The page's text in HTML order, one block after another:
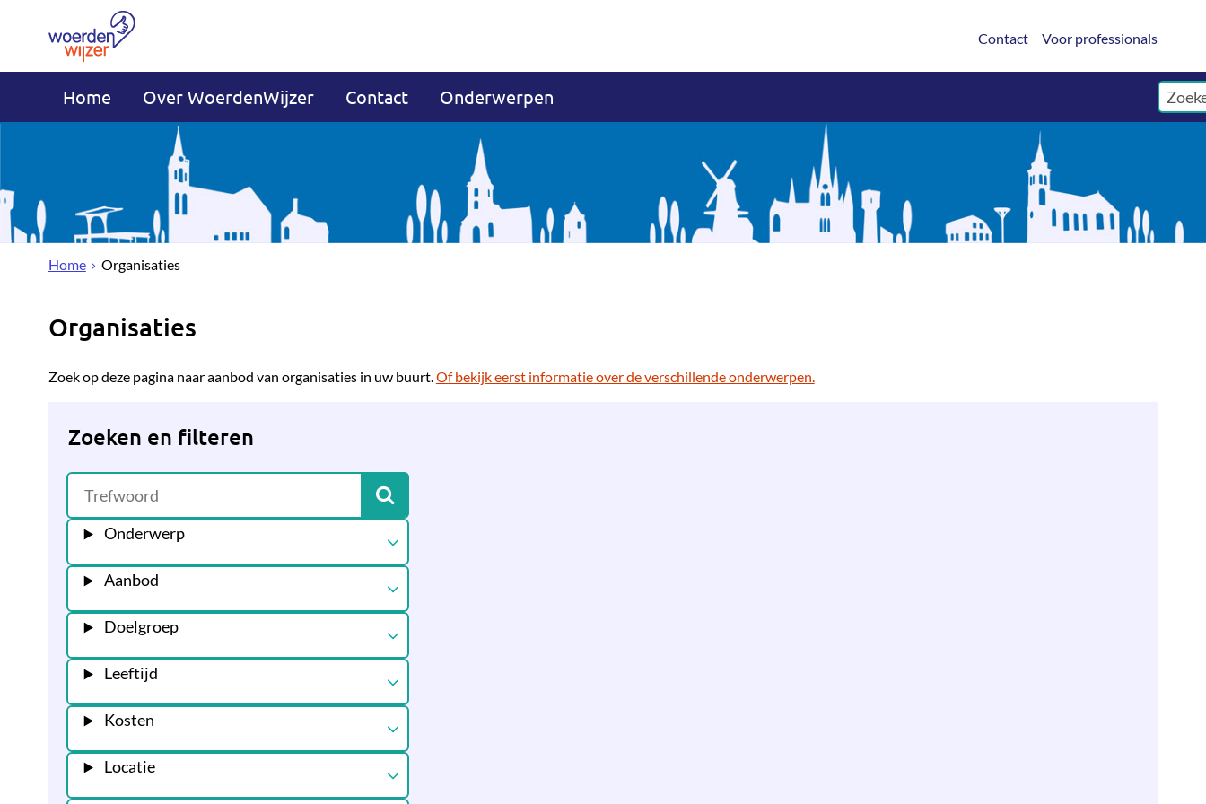
Contact Voor professionals
Home Over WoerdenWijzer Contact Onderwerpen
Home Organisaties
Organisaties
Zoek op deze pagina naar aanbod van organisaties in uw buurt.Of bekijk eerst informatie over de verschillende onderwerpen.
Zoeken en filteren
Onderwerp
Aanbod
Doelgroep
Leeftijd
Kosten
Locatie